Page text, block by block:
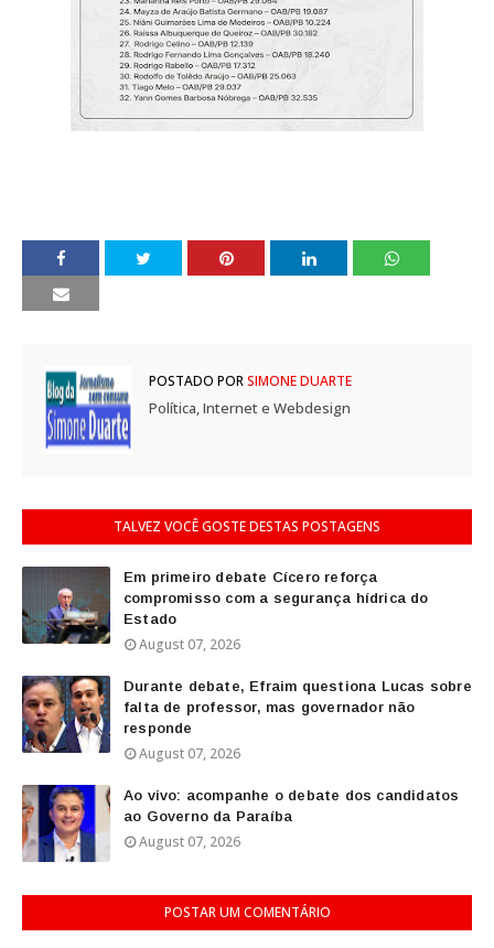
POSTADO PORSIMONE DUARTE
Política, Internet e Webdesign
TALVEZ VOCÊ GOSTE DESTAS POSTAGENS
Em primeiro debate Cícero reforça
compromisso com a segurança hídrica do
Estado
August 07, 2026
Durante debate, Efraim questiona Lucas sobre
falta de professor, mas governador não
responde
August 07, 2026
Ao vivo: acompanhe o debate dos candidatos
ao Governo da Paraíba
August 07, 2026
POSTAR UM COMENTÁRIO